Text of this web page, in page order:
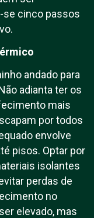
se cinco passos
andado para
adianta ter os
mais
por todos
envolve
pisos. Optar por
isolantes
perdas de
no
elevado, mas